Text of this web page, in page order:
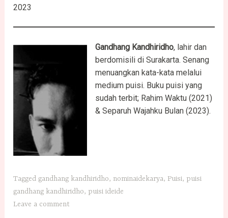
2023
Gandhang Kandhiridho, lahir dan
berdomisili di Surakarta. Senang
menuangkan kata-kata melalui
medium puisi. Buku puisi yang
sudah terbit; Rahim Waktu (2021)
& Separuh Wajahku Bulan (2023).
Tagged gandhang kandhiridho, nominaidekarya, Puisi, puisi
gandhang kandhiridho, puisi ideide
Leave a comment